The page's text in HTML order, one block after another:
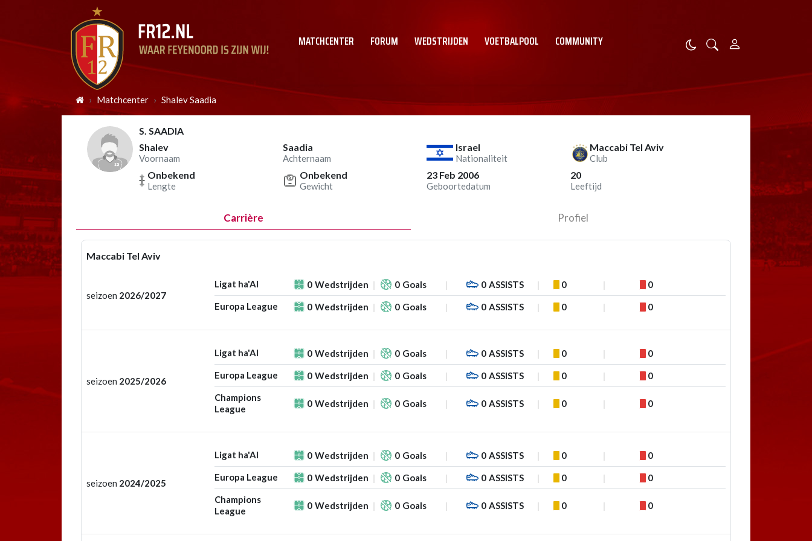
MATCHCENTER FORUM WEDSTRIJDEN VOETBALPOOL COMMUNITY
Matchcenter Shalev Saadia
S. SAADIA
Shalev
Voornaam
Saadia
Achternaam
Israel
Nationaliteit
Maccabi Tel Aviv
Club
Onbekend
Lengte
Onbekend
Gewicht
23 Feb 2006
Geboortedatum
20
Leeftijd
Carrière Profiel
Maccabi Tel Aviv
seizoen 2026/2027
Ligat ha'Al 0 Wedstrijden 0 Goals 0 ASSISTS 0 0
Europa League 0 Wedstrijden 0 Goals 0 ASSISTS 0 0
seizoen 2025/2026
Ligat ha'Al 0 Wedstrijden 0 Goals 0 ASSISTS 0 0
Europa League 0 Wedstrijden 0 Goals 0 ASSISTS 0 0
Champions
League
0 Wedstrijden 0 Goals 0 ASSISTS 0 0
seizoen 2024/2025
Ligat ha'Al 0 Wedstrijden 0 Goals 0 ASSISTS 0 0
Europa League 0 Wedstrijden 0 Goals 0 ASSISTS 0 0
Champions
League
0 Wedstrijden 0 Goals 0 ASSISTS 0 0